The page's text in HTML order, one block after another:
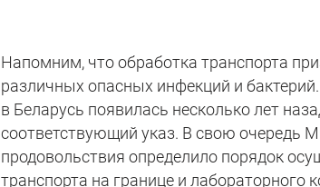
Напомним, что обработка транспорта
различных опасных инфекций и
в Беларусь появилась несколько лет
соответствующий указ. В свою очередь
продовольствия определило порядок
транспорта на границе и лабораторного